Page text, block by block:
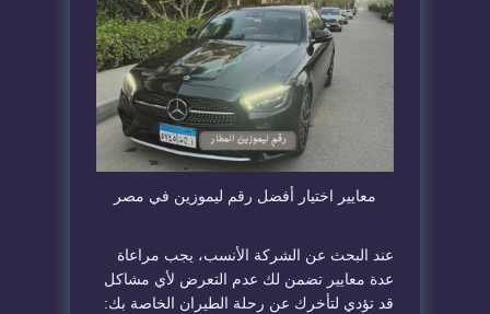
​معايير اختيار أفضل رقم ليموزين في مصر
​عند البحث عن الشركة الأنسب، يجب مراعاة
عدة معايير تضمن لك عدم التعرض لأي مشاكل
قد تؤدي لتأخرك عن رحلة الطيران الخاصة بك: